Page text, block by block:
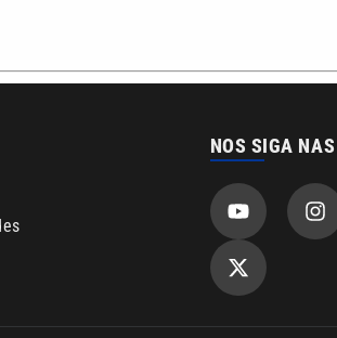
Entre em contato com a VTV News